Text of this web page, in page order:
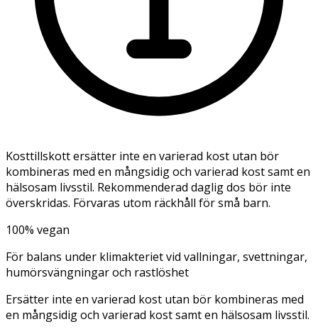
Kosttillskott ersätter inte en varierad kost utan bör
kombineras med en mångsidig och varierad kost samt en
hälsosam livsstil. Rekommenderad daglig dos bör inte
överskridas. Förvaras utom räckhåll för små barn.
100% vegan
För balans under klimakteriet vid vallningar, svettningar,
humörsvängningar och rastlöshet
Ersätter inte en varierad kost utan bör kombineras med
en mångsidig och varierad kost samt en hälsosam livsstil.